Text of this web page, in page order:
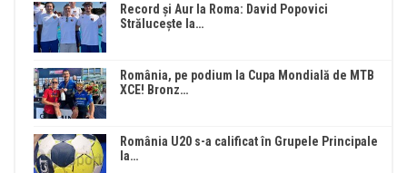
Record și Aur la Roma: David Popovici
Strălucește la…
România, pe podium la Cupa Mondială de MTB
XCE! Bronz…
România U20 s-a calificat în Grupele Principale
la…